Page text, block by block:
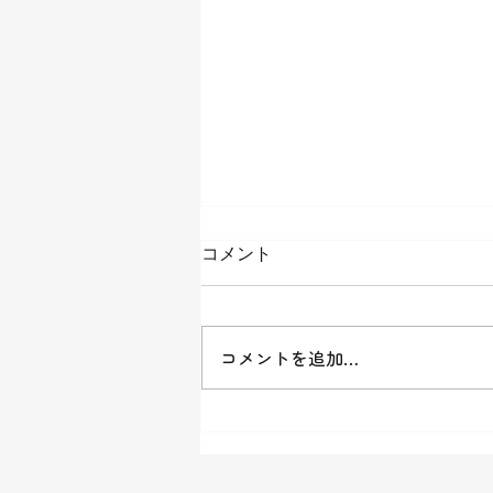
ブログの引っ越しをします
こちらのブログをご覧いただいて
最低でも週一回、記事を書いて更
新して参りましたが、もっとたく
コメント
コメントを追加…